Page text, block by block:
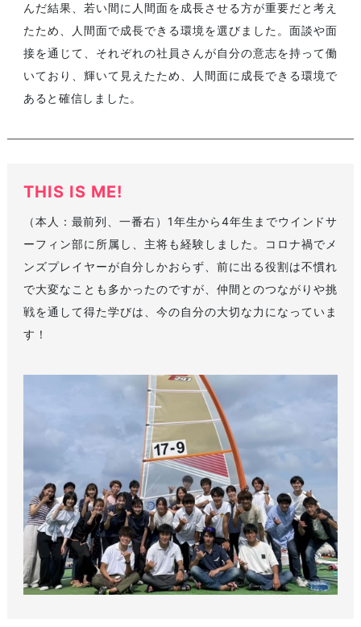
んだ結果、若い間に人間面を成長させる方が重要だと考え
たため、人間面で成長できる環境を選びました。面談や面
接を通じて、それぞれの社員さんが自分の意志を持って働
いており、輝いて見えたため、人間面に成長できる環境で
あると確信しました。
THIS IS ME!
（本人：最前列、一番右）1年生から4年生までウインドサ
ーフィン部に所属し、主将も経験しました。コロナ禍でメ
ンズプレイヤーが自分しかおらず、前に出る役割は不慣れ
で大変なことも多かったのですが、仲間とのつながりや挑
戦を通して得た学びは、今の自分の大切な力になっていま
す！